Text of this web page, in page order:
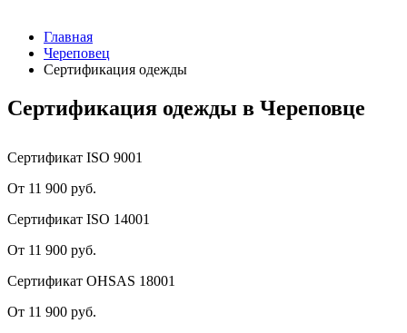
Главная
Череповец
Сертификация одежды
Сертификация одежды в Череповце
Сертификат ISO 9001
От 11 900 руб.
Сертификат ISO 14001
От 11 900 руб.
Сертификат OHSAS 18001
От 11 900 руб.